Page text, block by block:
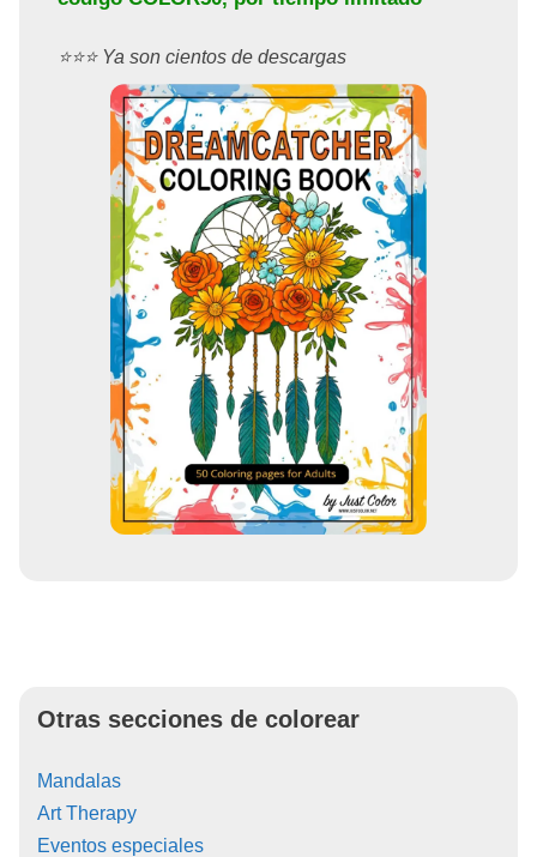
⭐️⭐️⭐️ Ya son cientos de descargas
Otras secciones de colorear
Mandalas
Art Therapy
Eventos especiales